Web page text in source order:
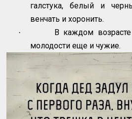
галстука, белый и
венчать и хоронить.
·
В каждом
молодости еще и чужие.